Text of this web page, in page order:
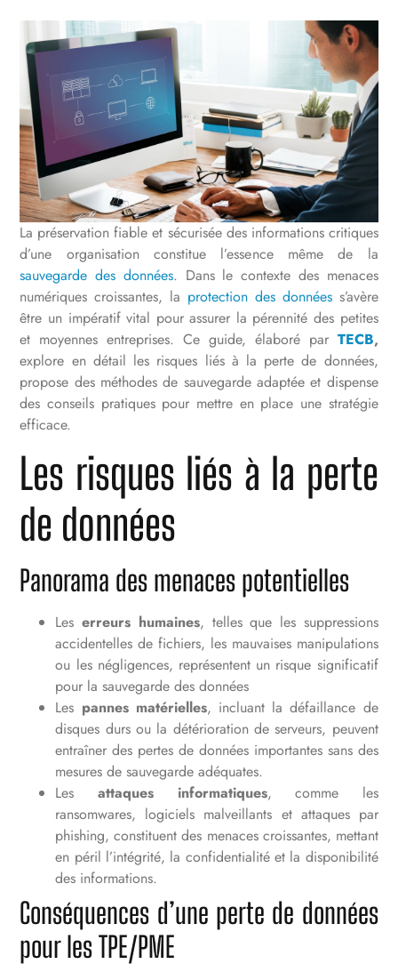
La préservation fiable et sécurisée des informations critiques
d’une organisation constitue l’essence même de la
sauvegarde des données. Dans le contexte des menaces
numériques croissantes, la protection des donnéess’avère
être un impératif vital pour assurer la pérennité des petites
et moyennes entreprises. Ce guide, élaboré par TECB,
explore en détail les risques liés à la perte de données,
propose des méthodes de sauvegarde adaptée et dispense
des conseils pratiques pour mettre en place une stratégie
efficace.
Les risques liés à la perte
de données
Panorama des menaces potentielles
Leserreurs humaines, telles que les suppressions
accidentelles de fichiers, les mauvaises manipulations
ou les négligences, représentent un risque significatif
pour la sauvegarde des données
Les pannes matérielles, incluant la défaillance de
disques durs ou la détérioration de serveurs, peuvent
entraîner des pertes de données importantes sans des
mesures de sauvegarde adéquates.
Les attaques informatiques, comme les
ransomwares, logiciels malveillants et attaques par
phishing, constituent des menaces croissantes, mettant
en péril l’intégrité, la confidentialité et la disponibilité
des informations.
Conséquences d’une perte de données
pour les TPE/PME